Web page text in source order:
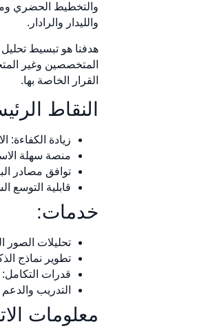
والتخطيط الحضري
والليدار والرادار.
هدفنا هو تبسيط تحليل
المتخصصين وغير
القرار الخاصة بها.
النقاط
زيادة الكفاءة:
منصة سهلة
توافق مصادر
قابلية
خدمات:
تحليلات الصور
تطوير نماذج
قدرات التكامل:
التدريب
معلومات